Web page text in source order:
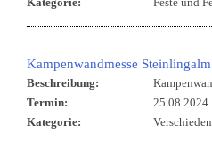
Kategorie:
Feste und
Kampenwandmesse Steinlingalm
Beschreibung:
Termin:
25.08.2024
Kategorie: